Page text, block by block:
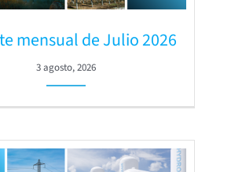
mensual de Julio 2026
3 agosto, 2026